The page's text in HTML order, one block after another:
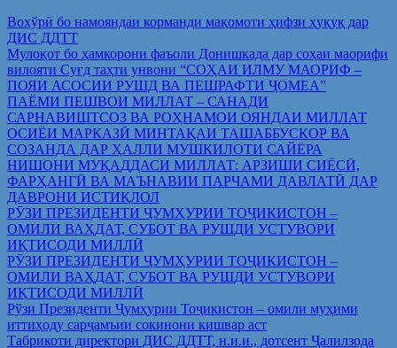
Вохўрӣ бо намояндаи корманди мақомоти ҳифзи ҳуқуқ дар
ДИС ДДТТ
Мулоқот бо ҳамкорони фаъоли Донишкада дар соҳаи маорифи
вилояти Суғд таҳти унвони “СОҲАИ ИЛМУ МАОРИФ –
ПОЯИ АСОСИИ РУШД ВА ПЕШРАФТИ ҶОМЕА”
ПАЁМИ ПЕШВОИ МИЛЛАТ – САНАДИ
САРНАВИШТСОЗ ВА РОҲНАМОИ ОЯНДАИ МИЛЛАТ
ОСИЁИ МАРКАЗӢ МИНТАҚАИ ТАШАББУСКОР ВА
СОЗАНДА ДАР ҲАЛЛИ МУШКИЛОТИ САЙЁРА
НИШОНИ МУҚАДДАСИ МИЛЛАТ: АРЗИШИ СИЁСӢ,
ФАРҲАНГӢ ВА МАЪНАВИИ ПАРЧАМИ ДАВЛАТӢ ДАР
ДАВРОНИ ИСТИҚЛОЛ
РӮЗИ ПРЕЗИДЕНТИ ҶУМҲУРИИ ТОҶИКИСТОН –
ОМИЛИ ВАҲДАТ, СУБОТ ВА РУШДИ УСТУВОРИ
ИҚТИСОДИ МИЛЛӢ
РӮЗИ ПРЕЗИДЕНТИ ҶУМҲУРИИ ТОҶИКИСТОН –
ОМИЛИ ВАҲДАТ, СУБОТ ВА РУШДИ УСТУВОРИ
ИҚТИСОДИ МИЛЛӢ
Рўзи Президенти Ҷумҳурии Тоҷикистон – омили муҳими
иттиҳоду сарҷамъии сокинони кишвар аст
Табрикоти директори ДИС ДДТТ, н.и.и., дотсент Ҷалилзода